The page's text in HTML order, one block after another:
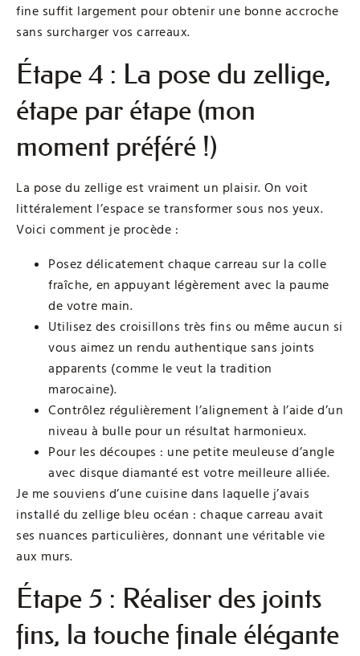
fine suffit largement pour obtenir une bonne accroche
sans surcharger vos carreaux.
Étape 4 : La pose du zellige,
étape par étape (mon
moment préféré !)
La pose du zellige est vraiment un plaisir. On voit
littéralement l’espace se transformer sous nos yeux.
Voici comment je procède :
Posez délicatement chaque carreau sur la colle
fraîche, en appuyant légèrement avec la paume
de votre main.
Utilisez des croisillons très fins ou même aucun si
vous aimez un rendu authentique sans joints
apparents (comme le veut la tradition
marocaine).
Contrôlez régulièrement l’alignement à l’aide d’un
niveau à bulle pour un résultat harmonieux.
Pour les découpes : une petite meuleuse d’angle
avec disque diamanté est votre meilleure alliée.
Je me souviens d’une cuisine dans laquelle j’avais
installé du zellige bleu océan : chaque carreau avait
ses nuances particulières, donnant une véritable vie
aux murs.
Étape 5 : Réaliser des joints
fins, la touche finale élégante